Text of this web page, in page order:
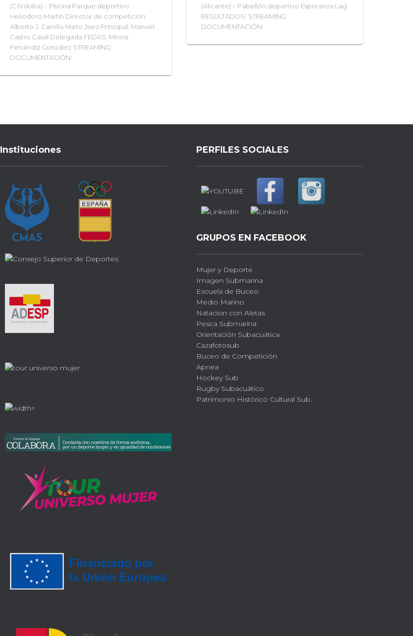
(Córdoba) – Piscina Parque deportivo
Heliodoro Martín Director de competición:
Alberto J. Carrillo Nieto Juez Principal: Manuel
Castro Casal Delegada FEDAS: Mireia
Ferrándiz González STREAMING:
DOCUMENTACIÓN:
(Alicante) – Pabellón deportivo Esperanza Lag
RESULTADOS: STREAMING:
DOCUMENTACIÓN:
Instituciones PERFILES SOCIALES
GRUPOS EN FACEBOOK
Mujer y Deporte
Imagen Submarina
Escuela de Buceo
Medio Marino
Natacion con Aletas
Pesca Submarina
Orientación Subacuática
Cazafotosub
Buceo de Competición
Apnea
Hockey Sub
Rugby Subacuático
Patrimonio Histórico Cultural Sub.